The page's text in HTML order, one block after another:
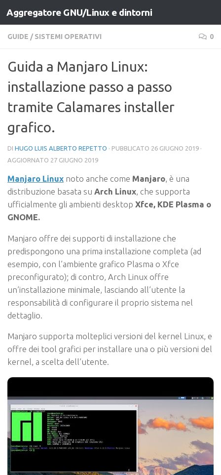
Salta al contenuto
Aggregatore GNU/Linux e dintorni
GUIDE / SISTEMI OPERATIVI 0
Guida a Manjaro Linux:
installazione passo a passo
tramite Calamares installer
grafico.
DI HUGO LUIS ALBERTO REPETTO · PUBBLICATO 26 GIUGNO 2019 ·
AGGIORNATO 27 GIUGNO 2019
Manjaro Linux noto anche come Manjaro, è una
distribuzione basata su Arch Linux, che supporta
ufficialmente gli ambienti desktop Xfce, KDE Plasma o
GNOME.
Manjaro offre dei supporti di installazione che
predispongono una prima installazione completa (ad
esempio, con l’ambiente grafico Plasma o Xfce
preconfigurato); di contro, Arch Linux offre
un’installazione minimale, lasciando all’utente la
responsabilità di configurare il proprio sistema nel
dettaglio.
Manjaro supporta molteplici versioni del kernel Linux, e
offre dei tool grafici per installare una o più versioni del
kernel, a scelta dell’utente.